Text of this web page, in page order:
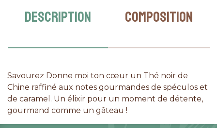
DESCRIPTION COMPOSITION
Savourez Donne moi ton cœur un Thé noir de
Chine raffiné aux notes gourmandes de spéculos et
de caramel. Un élixir pour un moment de détente,
gourmand comme un gâteau !